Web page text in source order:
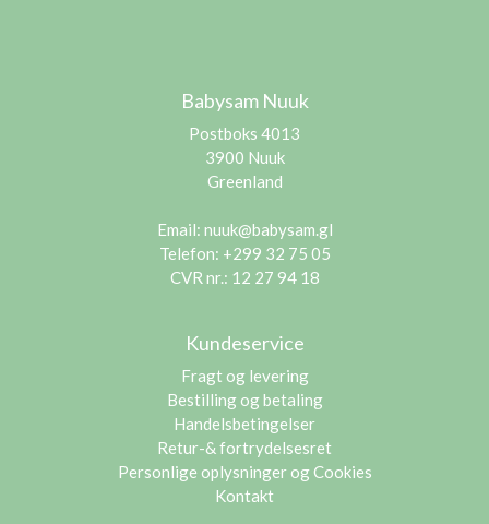
Babysam Nuuk
Postboks 4013
3900 Nuuk
Greenland
Email: nuuk@babysam.gl
Telefon: +299 32 75 05
CVR nr.: 12 27 94 18
Kundeservice
Fragt og levering
Bestilling og betaling
Handelsbetingelser
Retur-& fortrydelsesret
Personlige oplysninger og Cookies
Kontakt